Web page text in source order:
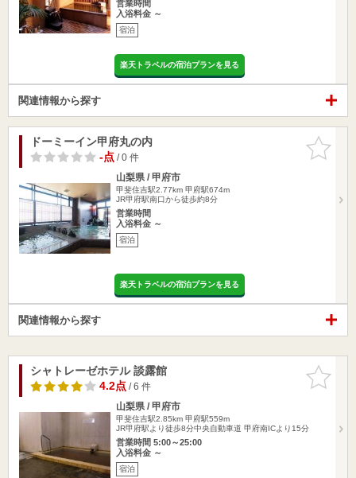
営業時間
入浴料金 ～
宿泊
楽天トラベルの宿泊プランを見る
関連情報から探す
お気に入
りに追加
ドーミーイン甲府丸の内
-点/ 0 件
山梨県 / 甲府市
甲斐住吉駅2.77km 甲府駅674m
JR甲府駅南口から徒歩約8分
営業時間
入浴料金 ～
宿泊
楽天トラベルの宿泊プランを見る
関連情報から探す
お気に入
りに追加
シャトレーゼホテル 談露館
4.2点/ 6 件
山梨県 / 甲府市
甲斐住吉駅2.85km 甲府駅559m
JR甲府駅より徒歩8分中央自動車道 甲府南ICより15分
営業時間 5:00～25:00
入浴料金 ～
宿泊